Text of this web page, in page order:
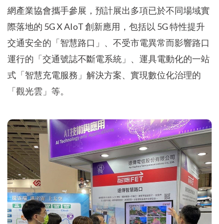
網產業協會攜手參展，預計展出多項已於不同場域實
際落地的 5G X AIoT 創新應用，包括以 5G 特性提升
交通安全的「智慧路口」、不受市電異常而影響路口
運行的「交通號誌不斷電系統」、運具電動化的一站
式「智慧充電服務」解決方案、實現數位化治理的
「觀光雲」等。